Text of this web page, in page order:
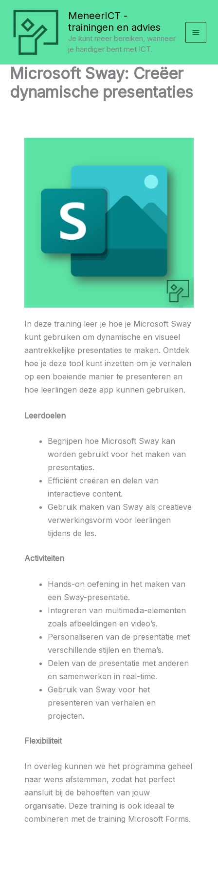
MeneerICT -
trainingen en advies
Je kunt meer bereiken, wanneer
je handiger bent met ICT.
Microsoft Sway: Creëer
dynamische presentaties
In deze training leer je hoe je Microsoft Sway
kunt gebruiken om dynamische en visueel
aantrekkelijke presentaties te maken. Ontdek
hoe je deze tool kunt inzetten om je verhalen
op een boeiende manier te presenteren en
hoe leerlingen deze app kunnen gebruiken.
Leerdoelen
Begrijpen hoe Microsoft Sway kan
worden gebruikt voor het maken van
presentaties.
Efficiënt creëren en delen van
interactieve content.
Gebruik maken van Sway als creatieve
verwerkingsvorm voor leerlingen
tijdens de les.
Activiteiten
Hands-on oefening in het maken van
een Sway-presentatie.
Integreren van multimedia-elementen
zoals afbeeldingen en video’s.
Personaliseren van de presentatie met
verschillende stijlen en thema’s.
Delen van de presentatie met anderen
en samenwerken in real-time.
Gebruik van Sway voor het
presenteren van verhalen en
projecten.
Flexibiliteit
In overleg kunnen we het programma geheel
naar wens afstemmen, zodat het perfect
aansluit bij de behoeften van jouw
organisatie. Deze training is ook ideaal te
combineren met de training Microsoft Forms.